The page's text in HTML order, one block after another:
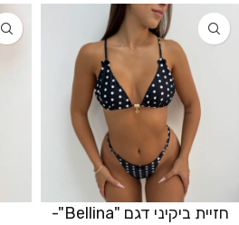
חזיית ביקיני דגם "Bellina"-